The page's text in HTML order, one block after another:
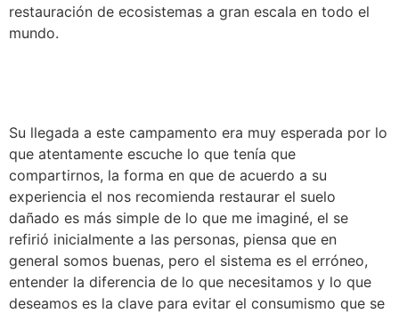
restauración de ecosistemas a gran escala en todo el
mundo.
Su llegada a este campamento era muy esperada por lo
que atentamente escuche lo que tenía que
compartirnos, la forma en que de acuerdo a su
experiencia el nos recomienda restaurar el suelo
dañado es más simple de lo que me imaginé, el se
refirió inicialmente a las personas, piensa que en
general somos buenas, pero el sistema es el erróneo,
entender la diferencia de lo que necesitamos y lo que
deseamos es la clave para evitar el consumismo que se